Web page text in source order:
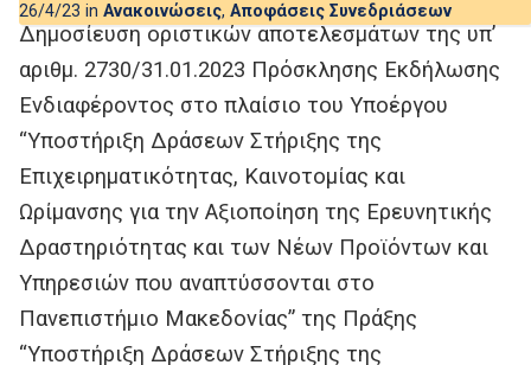
26/4/23 in Ανακοινώσεις, Αποφάσεις Συνεδριάσεων
Δημοσίευση οριστικών αποτελεσμάτων της υπ’
αριθμ. 2730/31.01.2023 Πρόσκλησης Εκδήλωσης
Ενδιαφέροντος στο πλαίσιο του Υποέργου
“Υποστήριξη Δράσεων Στήριξης της
Επιχειρηματικότητας, Καινοτομίας και
Ωρίμανσης για την Αξιοποίηση της Ερευνητικής
Δραστηριότητας και των Νέων Προϊόντων και
Υπηρεσιών που αναπτύσσονται στο
Πανεπιστήμιο Μακεδονίας” της Πράξης
“Υποστήριξη Δράσεων Στήριξης της